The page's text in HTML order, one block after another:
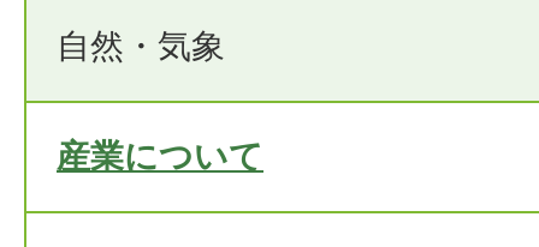
自然・気象
産業について